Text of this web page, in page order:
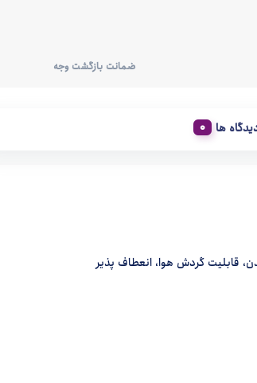
ضمانت بازگشت وجه
ها
قابلیت گردش هوا، انعطاف پذیر